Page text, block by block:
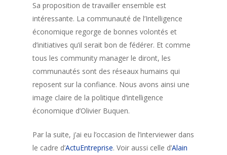
Sa proposition de travailler ensemble est
intéressante. La communauté de l’Intelligence
économique regorge de bonnes volontés et
d’initiatives qu’il serait bon de fédérer. Et comme
tous les community manager le diront, les
communautés sont des réseaux humains qui
reposent sur la confiance. Nous avons ainsi une
image claire de la politique d’intelligence
économique d’Olivier Buquen.
Par la suite, j’ai eu l’occasion de l’interviewer dans
le cadre d’ActuEntreprise. Voir aussi celle d’Alain